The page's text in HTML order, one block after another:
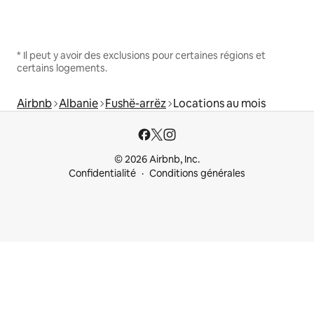
* Il peut y avoir des exclusions pour certaines régions et
certains logements.
Airbnb Albanie Fushë-arrëz Locations au mois
© 2026 Airbnb, Inc.
Confidentialité
Conditions générales